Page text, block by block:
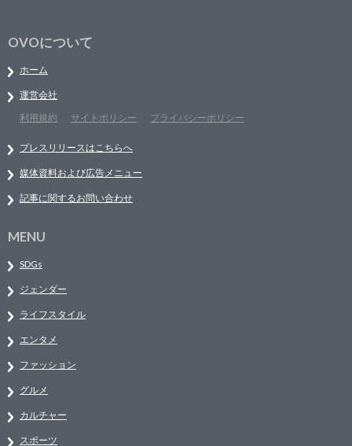
OVOについて
ホーム
運営会社
利用規約
サイトポリシー プライバシーポリシー
プレスリリースはこちらへ
媒体資料および広告メニュー
記事に関するお問い合わせ
MENU
SDGs
ジェンダー
ライフスタイル
エンタメ
ファッション
グルメ
カルチャー
スポーツ